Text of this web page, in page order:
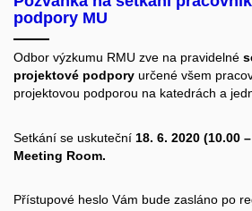
podpory MU
Odbor výzkumu RMU zve na pravidelné
projektové podpory určené všem
projektovou podporou na katedrách a
Setkání se uskuteční 18. 6. 2020 (10.00
Meeting Room.
Přístupové heslo Vám bude zasláno po